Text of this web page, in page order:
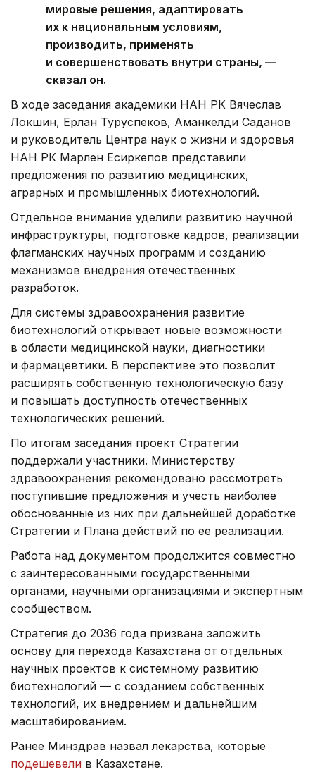
мировые решения, адаптировать
их к национальным условиям,
производить, применять
и совершенствовать внутри страны, —
сказал он.
В ходе заседания академики НАН РК Вячеслав
Локшин, Ерлан Туруспеков, Аманкелди Саданов
и руководитель Центра наук о жизни и здоровья
НАН РК Марлен Есиркепов представили
предложения по развитию медицинских,
аграрных и промышленных биотехнологий.
Отдельное внимание уделили развитию научной
инфраструктуры, подготовке кадров, реализации
флагманских научных программ и созданию
механизмов внедрения отечественных
разработок.
Для системы здравоохранения развитие
биотехнологий открывает новые возможности
в области медицинской науки, диагностики
и фармацевтики. В перспективе это позволит
расширять собственную технологическую базу
и повышать доступность отечественных
технологических решений.
По итогам заседания проект Стратегии
поддержали участники. Министерству
здравоохранения рекомендовано рассмотреть
поступившие предложения и учесть наиболее
обоснованные из них при дальнейшей доработке
Стратегии и Плана действий по ее реализации.
Работа над документом продолжится совместно
с заинтересованными государственными
органами, научными организациями и экспертным
сообществом.
Стратегия до 2036 года призвана заложить
основу для перехода Казахстана от отдельных
научных проектов к системному развитию
биотехнологий — с созданием собственных
технологий, их внедрением и дальнейшим
масштабированием.
Ранее Минздрав назвал лекарства, которые
подешевели в Казахстане.